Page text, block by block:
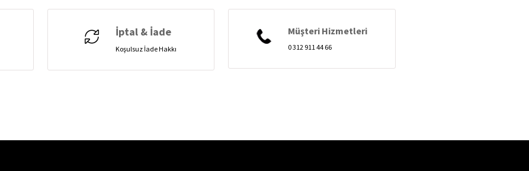
İptal & İade
Koşulsuz İade Hakkı
Müşteri Hizmetleri
0 312 911 44 66